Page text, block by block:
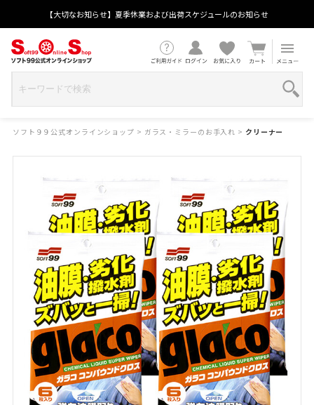
【大切なお知らせ】夏季休業および出荷スケジュールのお知らせ
ソフト９９公式オンラインショップ > ガラス・ミラーのお手入れ > クリーナー